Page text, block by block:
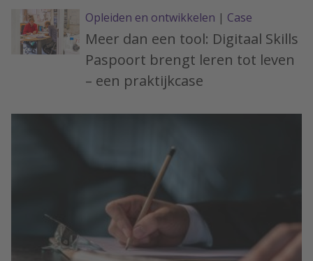
Opleiden en ontwikkelen | Case
Meer dan een tool: Digitaal Skills
Paspoort brengt leren tot leven
– een praktijkcase